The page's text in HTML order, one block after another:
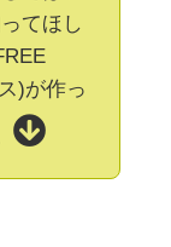
てほし
)が作っ